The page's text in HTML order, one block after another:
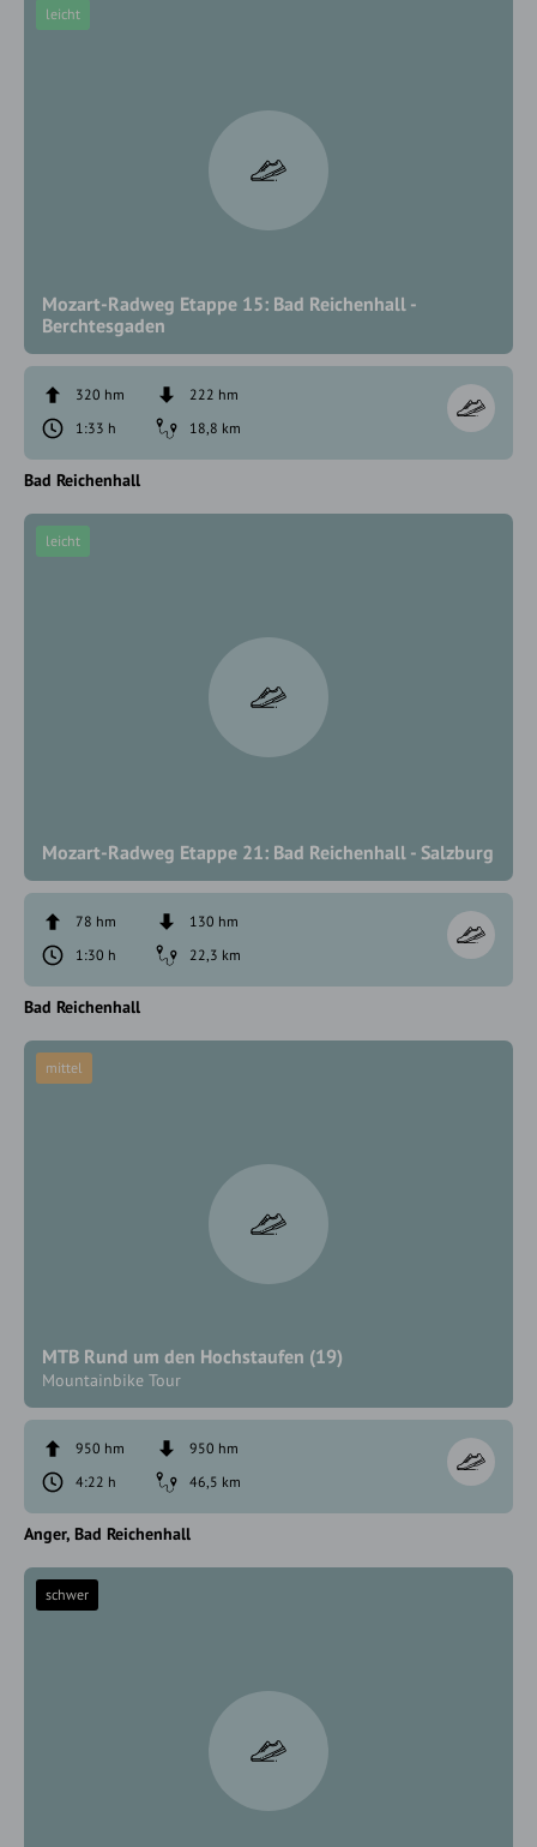
Mozart-Radweg Etappe 15: Bad Reichenhall -
Berchtesgaden
leicht
320 hm
222 hm
1:33 h
18,8 km
Bad Reichenhall
Mozart-Radweg Etappe 21: Bad Reichenhall - Salzburg
leicht
78 hm
130 hm
1:30 h
22,3 km
Bad Reichenhall
MTB Rund um den Hochstaufen (19)
Mountainbike Tour
mittel
950 hm
950 hm
4:22 h
46,5 km
Anger Bad Reichenhall
schwer